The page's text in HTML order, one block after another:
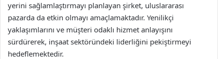
yerini sağlamlaştırmayı planlayan şirket, uluslararası
pazarda da etkin olmayı amaçlamaktadır. Yenilikçi
yaklaşımlarını ve müşteri odaklı hizmet anlayışını
sürdürerek, inşaat sektöründeki liderliğini pekiştirmeyi
hedeflemektedir.